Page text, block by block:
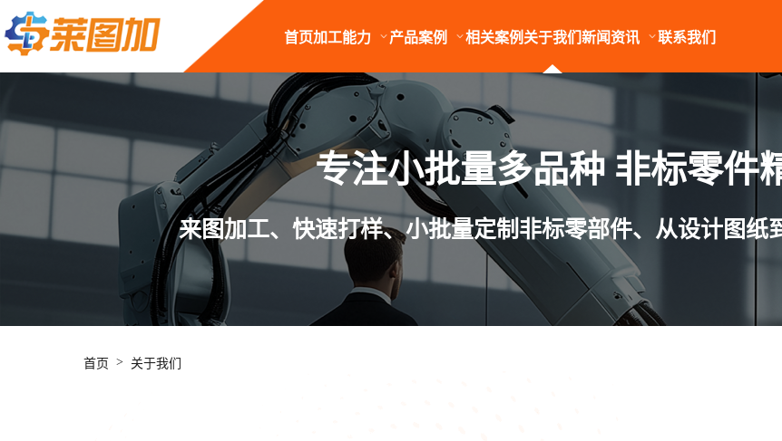
首页加工能力 产品案例 相关案例 关于我们新闻资讯 联系我们
专注小批量多品种 非标零件
来图加工、快速打样、小批量定制非标零部件、从设计图纸
首页 > 关于我们